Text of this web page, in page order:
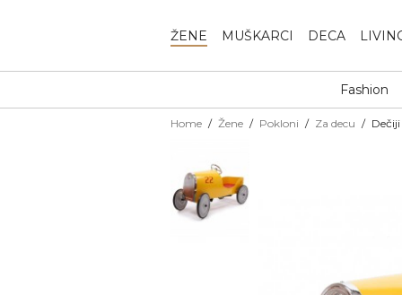
ŽENE MUŠKARCI DECA
Fashion
Home Žene Pokloni Za decu